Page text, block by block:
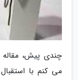
چندی پیش،
می کنم با